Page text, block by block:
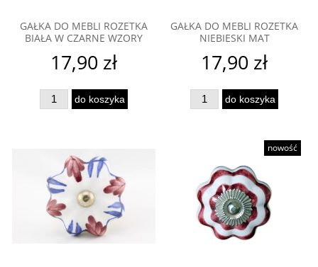
GAŁKA DO MEBLI ROZETKA
BIAŁA W CZARNE WZORY
17,90 zł
do koszyka
GAŁKA DO MEBLI ROZETKA
NIEBIESKI MAT
17,90 zł
do koszyka
nowość